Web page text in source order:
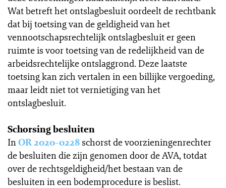
Wat betreft het ontslagbesluit oordeelt de rechtbank
dat bij toetsing van de geldigheid van het
vennootschapsrechtelijk ontslagbesluit er geen
ruimte is voor toetsing van de redelijkheid van de
arbeidsrechtelijke ontslaggrond. Deze laatste
toetsing kan zich vertalen in een billijke vergoeding,
maar leidt niet tot vernietiging van het
ontslagbesluit.
Schorsing besluiten
InOR 2020-0228schorst de voorzieningenrechter
de besluiten die zijn genomen door de AVA, totdat
over de rechtsgeldigheid/het bestaan van de
besluiten in een bodemprocedure is beslist.